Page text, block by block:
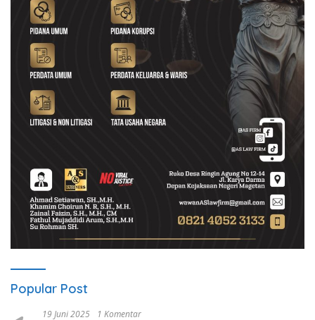
Popular Post
19 Juni 2025 1 Komentar